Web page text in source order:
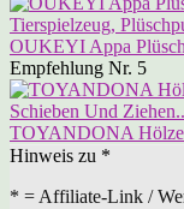
OUKEYI Appa
Empfehlung Nr. 5
TOYANDONA
Hinweis zu *
* = Affiliate-Link /